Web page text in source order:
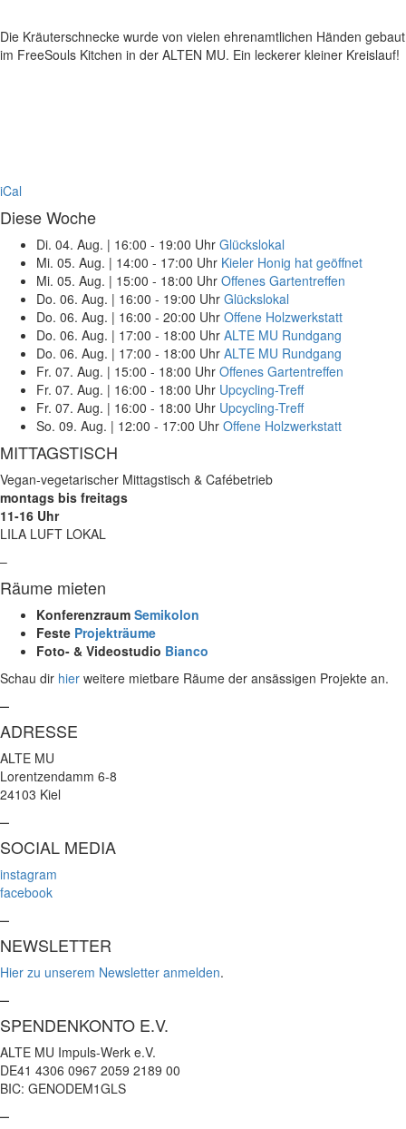
Die Kräuterschnecke wurde von vielen ehrenamtlichen Händen
im FreeSouls Kitchen in der ALTEN MU. Ein leckerer kleiner Kreislauf!
iCal
Diese Woche
Di. 04. Aug. | 16:00 - 19:00 Uhr Glückslokal
Mi. 05. Aug. | 14:00 - 17:00 Uhr Kieler Honig hat geöffnet
Mi. 05. Aug. | 15:00 - 18:00 Uhr Offenes Gartentreffen
Do. 06. Aug. | 16:00 - 19:00 Uhr Glückslokal
Do. 06. Aug. | 16:00 - 20:00 Uhr Offene Holzwerkstatt
Do. 06. Aug. | 17:00 - 18:00 Uhr ALTE MU Rundgang
Do. 06. Aug. | 17:00 - 18:00 Uhr ALTE MU Rundgang
Fr. 07. Aug. | 15:00 - 18:00 Uhr Offenes Gartentreffen
Fr. 07. Aug. | 16:00 - 18:00 Uhr Upcycling-Treff
Fr. 07. Aug. | 16:00 - 18:00 Uhr Upcycling-Treff
So. 09. Aug. | 12:00 - 17:00 Uhr Offene Holzwerkstatt
MITTAGSTISCH
Vegan-vegetarischer Mittagstisch & Cafébetrieb
montags bis freitags
11-16 Uhr
LILA LUFT LOKAL
–
Räume mieten
Konferenzraum Semikolon
Feste Projekträume
Foto- & Videostudio Bianco
Schau dir hier weitere mietbare Räume der ansässigen Projekte an.
–
ADRESSE
ALTE MU
Lorentzendamm 6-8
24103 Kiel
–
SOCIAL MEDIA
instagram
facebook
–
NEWSLETTER
Hier zu unserem Newsletter anmelden.
–
SPENDENKONTO E.V.
ALTE MU Impuls-Werk e.V.
DE41 4306 0967 2059 2189 00
BIC: GENODEM1GLS
–